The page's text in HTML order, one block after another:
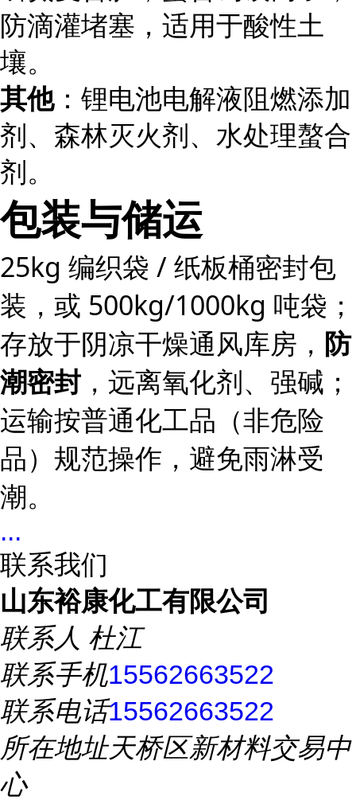
防滴灌堵塞，适用于酸性土
壤。
其他：锂电池电解液阻燃添加
剂、森林灭火剂、水处理螯合
剂。
包装与储运
25kg 编织袋 / 纸板桶密封包
装，或 500kg/1000kg 吨袋；
存放于阴凉干燥通风库房， 防
潮密封 ，远离氧化剂、强碱；
运输按普通化工品（非危险
品）规范操作，避免雨淋受
潮。
...
联系我们
山东裕康化工有限公司
联系人 杜江
联系手机15562663522
联系电话15562663522
所在地址天桥区新材料交易中
心